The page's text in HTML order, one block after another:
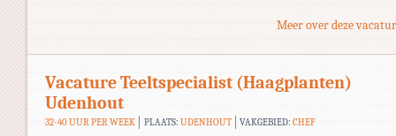
Meer over deze
Vacature Teeltspecialist (Haagplanten)
Udenhout
32-40 UUR PER WEEK PLAATS: UDENHOUT VAKGEBIED:CHEF